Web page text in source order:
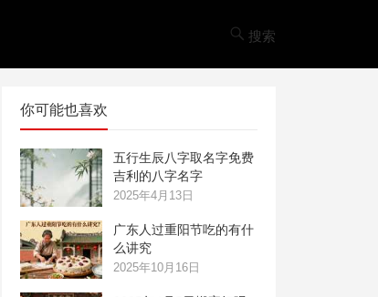
搜索
你可能也喜欢
五行生辰八字取名字免费
吉利的八字名字
2025年4月13日
广东人过重阳节吃的有什
么讲究
2025年10月16日